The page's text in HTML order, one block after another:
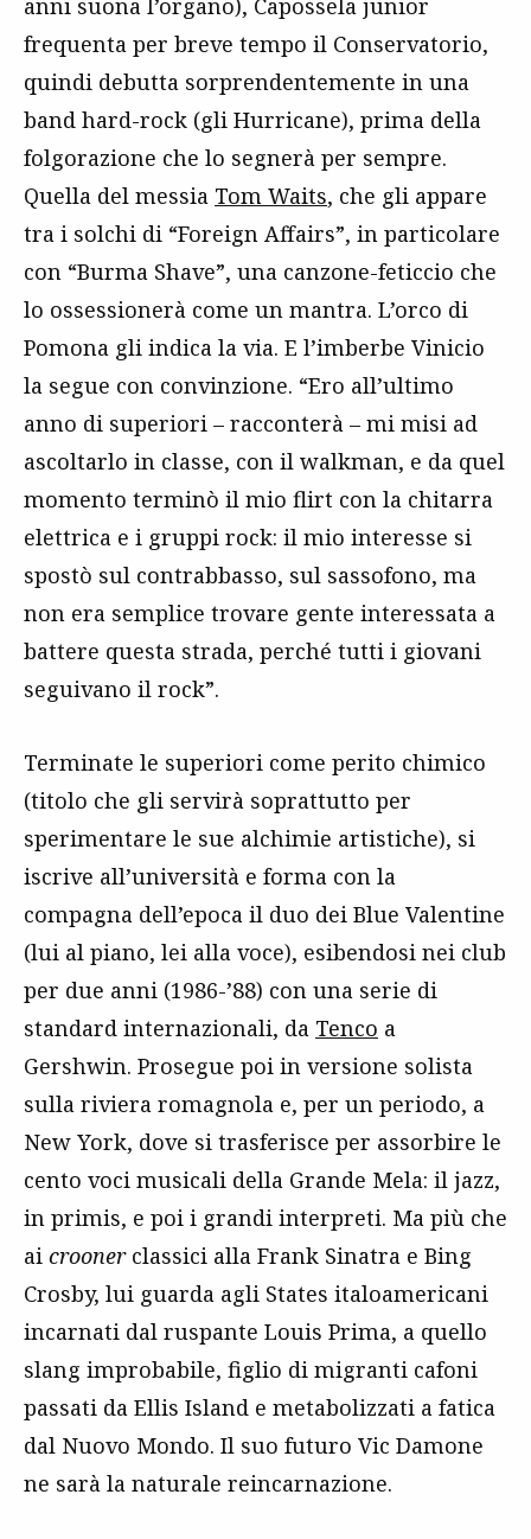
frequenta per breve tempo il Conservatorio,
quindi debutta sorprendentemente in una
band hard-rock (gli Hurricane), prima della
folgorazione che lo segnerà per sempre.
Quella del messia Tom Waits, che gli appare
tra i solchi di “Foreign Affairs”, in particolare
con “Burma Shave”, una canzone-feticcio che
lo ossessionerà come un mantra. L’orco di
Pomona gli indica la via. E l’imberbe Vinicio
la segue con convinzione. “Ero all’ultimo
anno di superiori – racconterà – mi misi ad
ascoltarlo in classe, con il walkman, e da quel
momento terminò il mio flirt con la chitarra
elettrica e i gruppi rock: il mio interesse si
spostò sul contrabbasso, sul sassofono, ma
non era semplice trovare gente interessata a
battere questa strada, perché tutti i giovani
seguivano il rock”.
Terminate le superiori come perito chimico
(titolo che gli servirà soprattutto per
sperimentare le sue alchimie artistiche), si
iscrive all’università e forma con la
compagna dell’epoca il duo dei Blue Valentine
(lui al piano, lei alla voce), esibendosi nei club
per due anni (1986-’88) con una serie di
standard internazionali, da Tenco a
Gershwin. Prosegue poi in versione solista
sulla riviera romagnola e, per un periodo, a
New York, dove si trasferisce per assorbire le
cento voci musicali della Grande Mela: il jazz,
in primis, e poi i grandi interpreti. Ma più che
ai croonerclassici alla Frank Sinatra e Bing
Crosby, lui guarda agli States italoamericani
incarnati dal ruspante Louis Prima, a quello
slang improbabile, figlio di migranti cafoni
passati da Ellis Island e metabolizzati a fatica
dal Nuovo Mondo. Il suo futuro Vic Damone
ne sarà la naturale reincarnazione.